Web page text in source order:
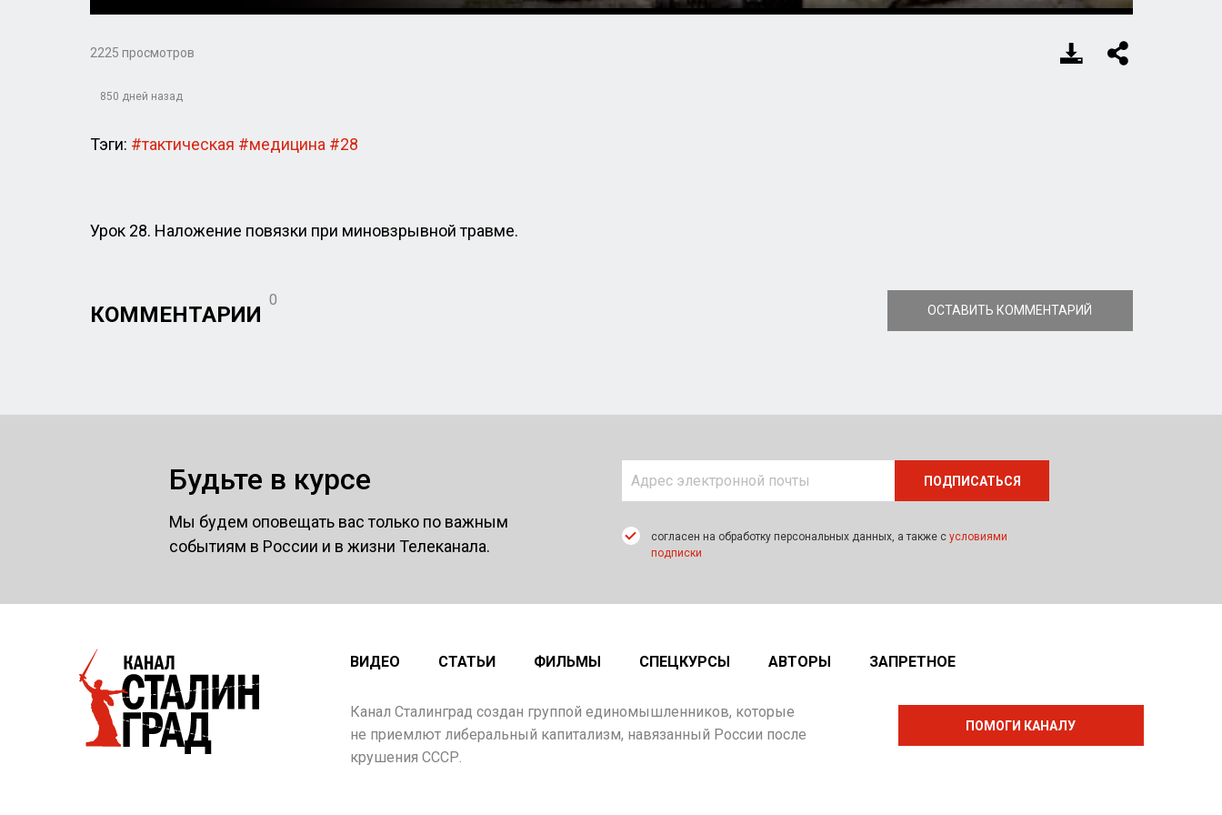
Play Settings
PIP Enter
fullscreen
2225 просмотров
850 дней назад
Тэги: #тактическая #медицина #28
Урок 28. Наложение повязки при миновзрывной травме.
КОММЕНТАРИИ
0
ОСТАВИТЬ КОММЕНТАРИЙ
Будьте в курсе
Мы будем оповещать вас только по важным
событиям в России и в жизни Телеканала.
согласен на обработку персональных данных, а также с условиями
подписки
ВИДЕО СТАТЬИ ФИЛЬМЫ СПЕЦКУРСЫ АВТОРЫ ЗАПРЕТНОЕ
Канал Сталинград создан группой единомышленников, которые
не приемлют либеральный капитализм, навязанный России после
крушения СССР.
ПОМОГИ КАНАЛУ